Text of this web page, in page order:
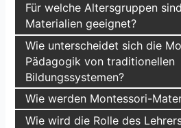
Für welche Altersgruppen
Materialien geeignet?
Wie unterscheidet sich die
Pädagogik von traditionellen
Bildungssystemen?
Wie werden Montessori-
Wie wird die Rolle des